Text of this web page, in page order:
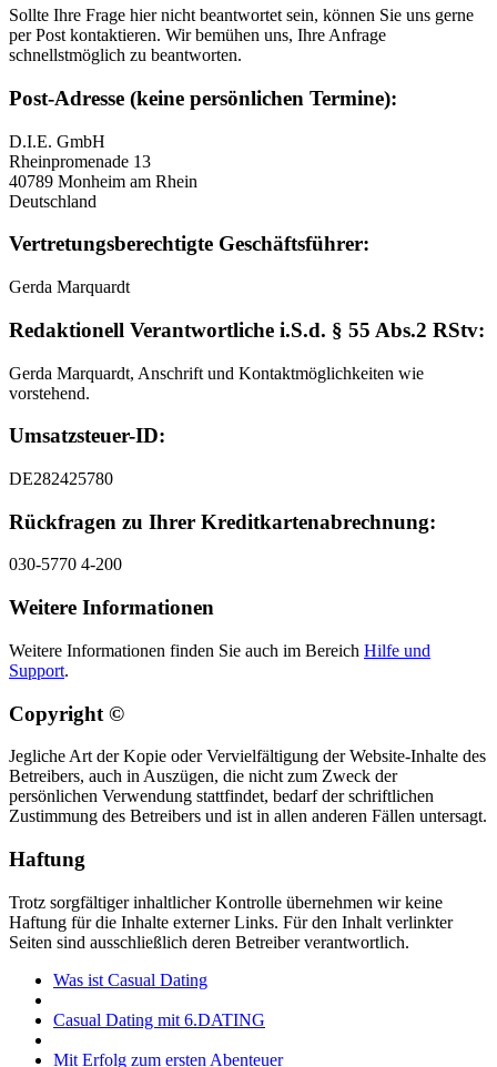
Sollte Ihre Frage hier nicht beantwortet sein, können Sie uns gerne
per Post kontaktieren. Wir bemühen uns, Ihre Anfrage
schnellstmöglich zu beantworten.
Post-Adresse (keine persönlichen Termine):
D.I.E. GmbH
Rheinpromenade 13
40789 Monheim am Rhein
Deutschland
Vertretungsberechtigte Geschäftsführer:
Gerda Marquardt
Redaktionell Verantwortliche i.S.d. § 55 Abs.2 RStv:
Gerda Marquardt, Anschrift und Kontaktmöglichkeiten wie
vorstehend.
Umsatzsteuer-ID:
DE282425780
Rückfragen zu Ihrer Kreditkartenabrechnung:
030-5770 4-200
Weitere Informationen
Weitere Informationen finden Sie auch im Bereich Hilfe und
Support.
Copyright ©
Jegliche Art der Kopie oder Vervielfältigung der Website-Inhalte des
Betreibers, auch in Auszügen, die nicht zum Zweck der
persönlichen Verwendung stattfindet, bedarf der schriftlichen
Zustimmung des Betreibers und ist in allen anderen Fällen untersagt.
Haftung
Trotz sorgfältiger inhaltlicher Kontrolle übernehmen wir keine
Haftung für die Inhalte externer Links. Für den Inhalt verlinkter
Seiten sind ausschließlich deren Betreiber verantwortlich.
Was ist Casual Dating
Casual Dating mit 6.DATING
Mit Erfolg zum ersten Abenteuer